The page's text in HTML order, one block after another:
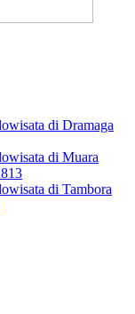
di Dramaga
di Muara
di Tambora